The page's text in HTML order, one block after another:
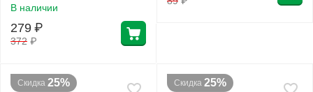
В наличии
372 ₽
279 ₽
Скидка 25% Скидка 25%